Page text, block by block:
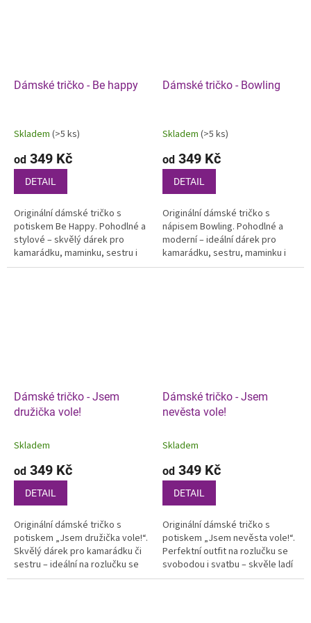
Dámské tričko - Be happy
Skladem (>5 ks)
od 349 Kč
DETAIL
Originální dámské tričko s
potiskem Be Happy. Pohodlné a
stylové – skvělý dárek pro
kamarádku, maminku, sestru i
manželku.
Dámské tričko - Bowling
Skladem (>5 ks)
od 349 Kč
DETAIL
Originální dámské tričko s
nápisem Bowling. Pohodlné a
moderní – ideální dárek pro
kamarádku, sestru, maminku i
manželku.
Dámské tričko - Jsem
družička vole!
Skladem
od 349 Kč
DETAIL
Originální dámské tričko s
potiskem „Jsem družička vole!“.
Skvělý dárek pro kamarádku či
sestru – ideální na rozlučku se
svobodou i svatbu.
Dámské tričko - Jsem
nevěsta vole!
Skladem
od 349 Kč
DETAIL
Originální dámské tričko s
potiskem „Jsem nevěsta vole!“.
Perfektní outfit na rozlučku se
svobodou i svatbu – skvěle ladí
s tričky „Jsem družička vole!“.